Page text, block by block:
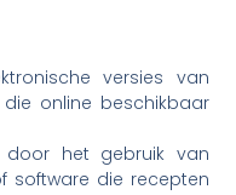
versies van
online beschikbaar
door het gebruik van
software die recepten